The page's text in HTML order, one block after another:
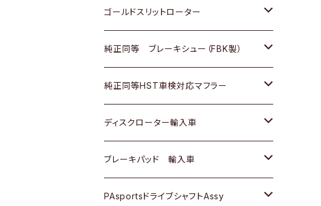
三菱ふそう
ＢＭＷ
三菱ふそう
その他
スバル
マツダ
三菱
スバル
三菱
ダイハツ
マツダ
三菱
スバル
日産
いすゞ
ダイハツ
マツダ
三菱
スバル
スズキ
日産
ダイハツ
マツダ
三菱
スバル
ホンダ
日産
いすゞ
ダイハツ
マツダ
三菱
トヨタ
ホンダ
スズキ
日産
ダイハツ
マツダ
ゴールドスリットローター
トヨタ
ホンダ
スズキ
日産
ダイハツ
純正同等 ブレーキシュー（FBK製）
ホンダ
スズキ
日産
ダイハツ
純正同等HST車検対応マフラー
トヨタ
ホンダ
スズキ
ディスクローター輸入車
ＡＵＤＩ
ＢＥＮＺ
ブレーキパッド 輸入車
ＢＥＮＺ
PAsportsドライブシャフトAssy